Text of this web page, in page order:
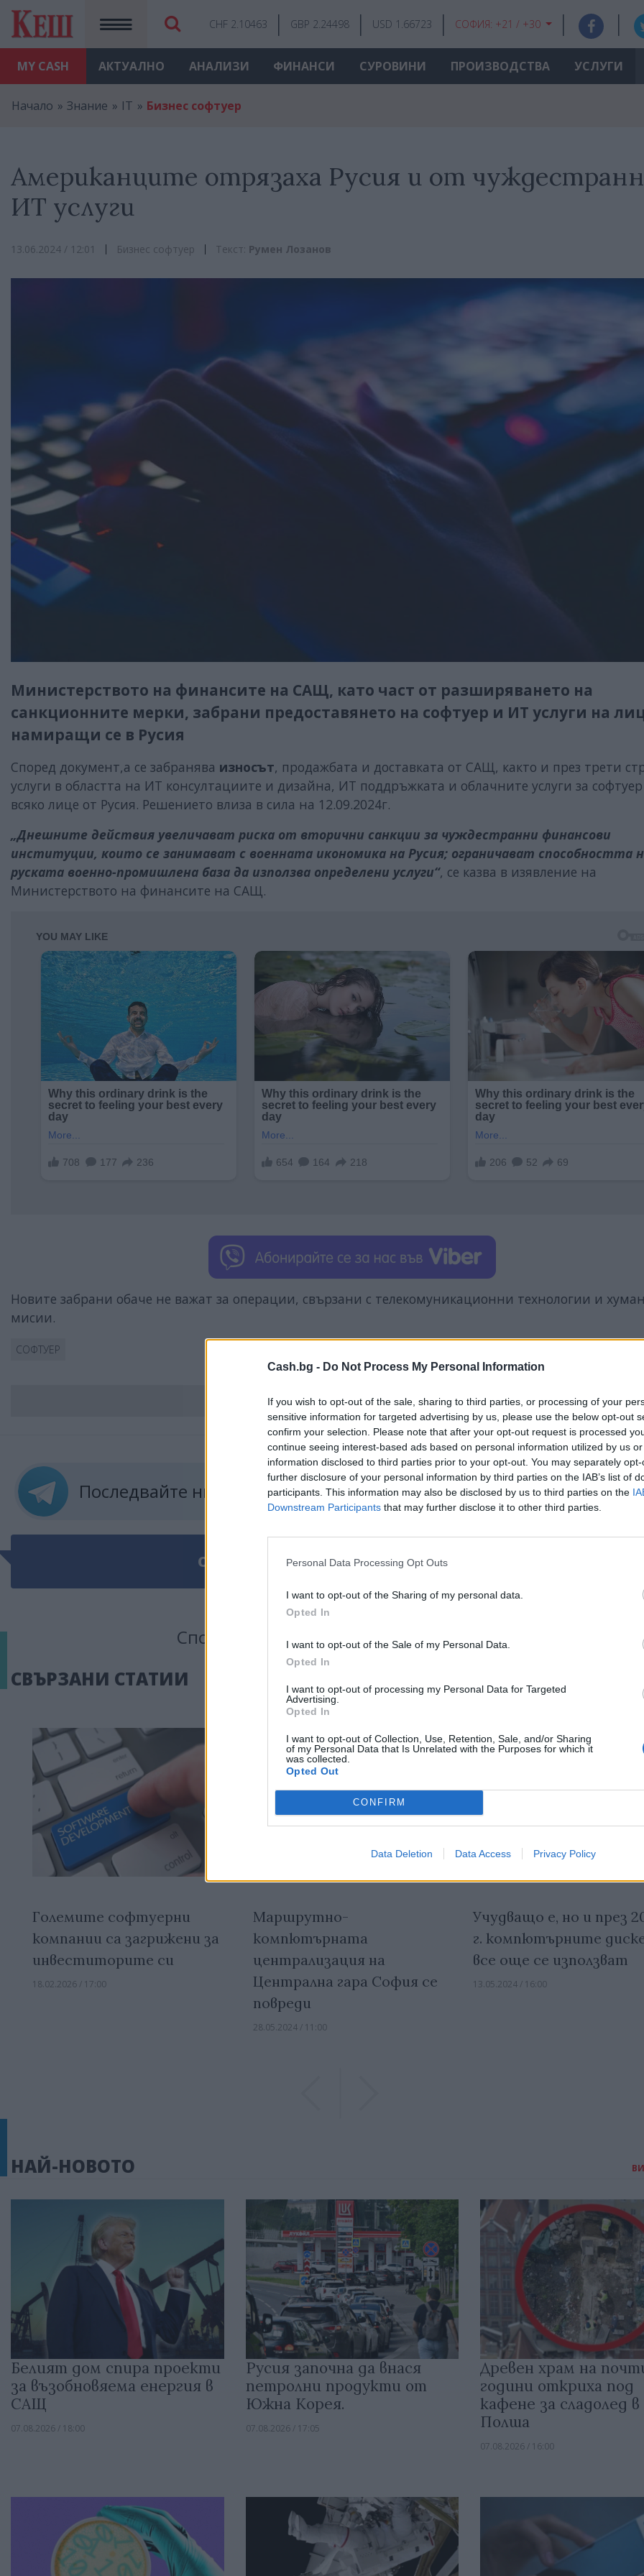
Cash.bg - Do Not Process My Personal Information
If you wish to opt-out of the sale, sharing to third parties, or processing of your
sensitive information for targeted advertising by us, please use the below opt-out
confirm your selection. Please note that after your opt-out request is processed
continue seeing interest-based ads based on personal information utilized by us
information disclosed to third parties prior to your opt-out. You may separately
further disclosure of your personal information by third parties on the IAB’s list of
participants. This information may also be disclosed by us to third parties on the
Downstream Participants that may further disclose it to other third parties.
Personal Data Processing Opt Outs
I want to opt-out of the Sharing of my personal data.
Opted In
I want to opt-out of the Sale of my Personal Data.
Opted In
I want to opt-out of processing my Personal Data for Targeted
Advertising.
Opted In
I want to opt-out of Collection, Use, Retention, Sale, and/or Sharing
of my Personal Data that Is Unrelated with the Purposes for which it
was collected.
Opted Out
CONFIRM
Data Deletion Data Access Privacy Policy
MY CASH
CHF 2.10463 GBP 2.24498 USD 1.66723 СОФИЯ: +21 / +30
АКТУАЛНО АНАЛИЗИ ФИНАНСИ СУРОВИНИ ПРОИЗВОДСТВА УСЛУГИ
Начало Знание IT Бизнес софтуер
Американците отрязаха Русия и от
ИТ услуги
13.06.2024 / 12:01 Бизнес софтуер Текст: Румен Лозанов
Министерството на финансите на САЩ, като част от разширяването на
санкционните мерки, забрани предоставянето на софтуер и ИТ услуги на
намиращи се в Русия
Според документ,а се забранява износът, продажбата и доставката от САЩ, както и през трети
услуги в областта на ИТ консултациите и дизайна, ИТ поддръжката и облачните услуги за софтуер
всяко лице от Русия. Решението влиза в сила на 12.09.2024г.
„Днешните действия увеличават риска от вторични санкции за чуждестранни финансови
институции, които се занимават с военната икономика на Русия; ограничават способността
руската военно-промишлена база да използва определени услуги“, се казва в изявление на
Министерството на финансите на САЩ.
Новите забрани обаче не важат за операции, свързани с телекомуникационни технологии и
мисии.
СОФТУЕР
ВСИЧКИ НОВИНИ »
Последвайте ни в ТЕЛЕГРАМ Последвайте ни във
ОЩЕ ПО ТЕМАТАВЪВ facebook
Сподели тази статия в:
СВЪРЗАНИ СТАТИИ
Големите софтуерни
компании са загрижени за
инвеститорите си
18.02.2026 / 17:00
Маршрутно-
компютърната
централизация на
Централна гара София се
повреди
28.05.2024 / 11:00
Учудващо е, но и през
г. компютърните
все още се използват
13.05.2024 / 16:00
НАЙ-НОВОТО
Белият дом спира проекти
за възобновяема енергия в
САЩ
07.08.2026 / 18:00
Русия започна да внася
петролни продукти от
Южна Корея.
07.08.2026 / 17:05
Древен храм на
години откриха под
кафене за сладолед в
Полша
07.08.2026 / 16:00